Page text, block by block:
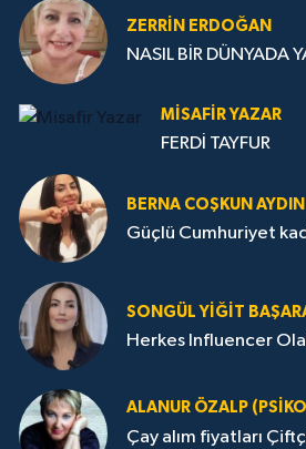
ZERRIN ERDOĞAN
NASIL BİR DÜNYADA
MISAFIR YAZAR
FERDİ TAYFUR
BERNA COŞKUN AYDIN
Güçlü Cumhuriyet
SONGÜL YIĞIT
Herkes Influencer
ALANUR ÖZALP
Çay alım fiyatları